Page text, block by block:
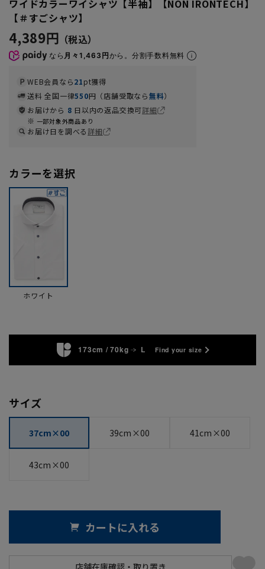
ワイドカラーワイシャツ【半袖】【NON IRONTECH】
【＃すごシャツ】
4,389円
なら 月々1,463円から。分割手数料無料
WEB会員なら21pt獲得
送料 全国一律550円（店舗受取なら無料）
お届けから 8 日以内の返品交換可詳細
一部対象外商品あり
お届け日を調べる詳細
カラーを選択
ホワイト
173cm / 70kg L Find your size
サイズ
37cm×00 39cm×00 41cm×00
43cm×00
カートに入れる